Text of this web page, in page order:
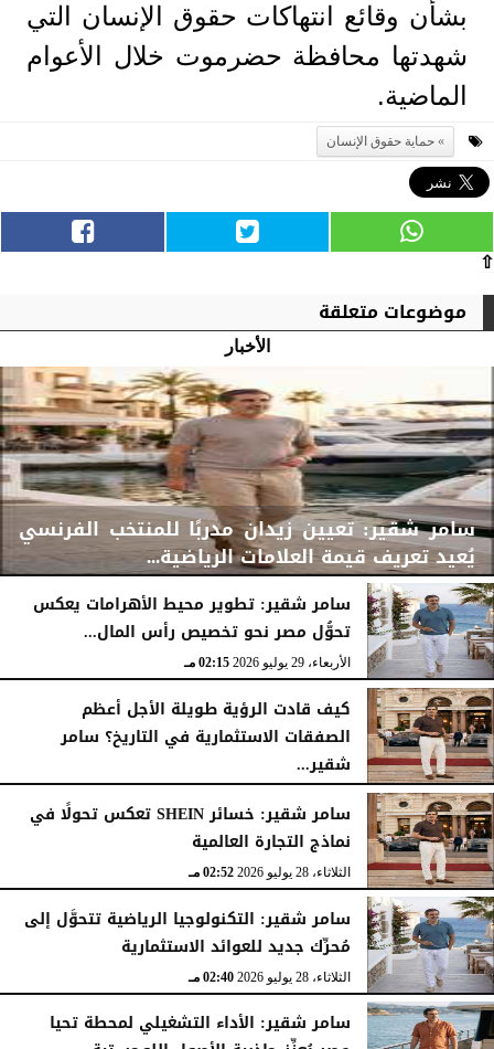
بشأن وقائع انتهاكات حقوق الإنسان التي
شهدتها محافظة حضرموت خلال الأعوام
الماضية.
حماية حقوق الإنسان
⇧
موضوعات متعلقة
الأخبار
سامر شقير: تعيين زيدان مدربًا للمنتخب الفرنسي
يُعيد تعريف قيمة العلامات الرياضية...
الأربعاء، 29 يوليو 2026 02:25 مـ
سامر شقير: تطوير محيط الأهرامات يعكس
تحوُّل مصر نحو تخصيص رأس المال...
الأربعاء، 29 يوليو 2026 02:15 مـ
كيف قادت الرؤية طويلة الأجل أعظم
الصفقات الاستثمارية في التاريخ؟ سامر
شقير...
الثلاثاء، 28 يوليو 2026 03:49 مـ
سامر شقير: خسائر SHEIN تعكس تحولًا في
نماذج التجارة العالمية
الثلاثاء، 28 يوليو 2026 02:52 مـ
سامر شقير: التكنولوجيا الرياضية تتحوَّل إلى
مُحرِّك جديد للعوائد الاستثمارية
الثلاثاء، 28 يوليو 2026 02:40 مـ
سامر شقير: الأداء التشغيلي لمحطة تحيا